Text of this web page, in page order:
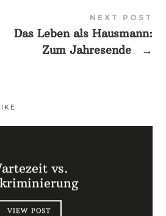
NEXT POST
Das Leben als Hausmann:
Zum Jahresende
→
vs.
VIEW POST